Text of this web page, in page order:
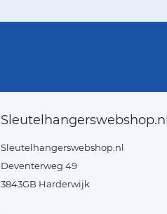
Sleutelhangerswebshop.nl
Sleutelhangerswebshop.nl
Deventerweg 49
3843GB Harderwijk